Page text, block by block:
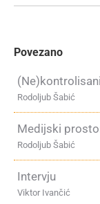
Povezano
Rodoljub Šabić
Medijski
Rodoljub Šabić
Intervju
Viktor Ivančić